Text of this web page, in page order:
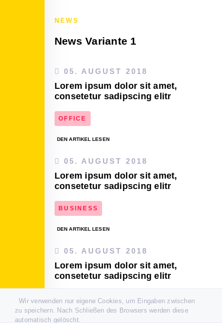
Wir verwenden nur eigene Cookies, um Eingaben zwischen
zu speichern. Nach Schließen des Browsers werden diese
automatisch gelöscht.
NEWS
News Variante 1
05. AUGUST 2018
Lorem ipsum dolor sit amet,
consetetur sadipscing elitr
OFFICE
DEN ARTIKEL LESEN
05. AUGUST 2018
Lorem ipsum dolor sit amet,
consetetur sadipscing elitr
BUSINESS
DEN ARTIKEL LESEN
05. AUGUST 2018
Lorem ipsum dolor sit amet,
consetetur sadipscing elitr
BUSINESS CONSULTING
DEN ARTIKEL LESEN